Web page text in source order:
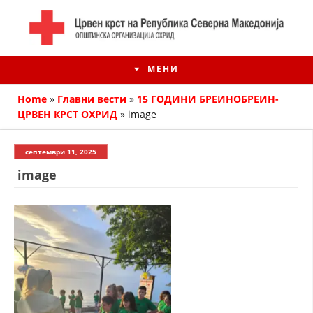
МЕНИ
ИСТОРИЈАТ НА ЦКРМ
ИСТОРИЈАТ НА ДВИЖЕЊЕТО
Home » Главни вести » 15 ГОДИНИ БРЕИНОБРЕИН-
ЦРВЕН КРСТ ОХРИД » image
септември 11, 2025
image